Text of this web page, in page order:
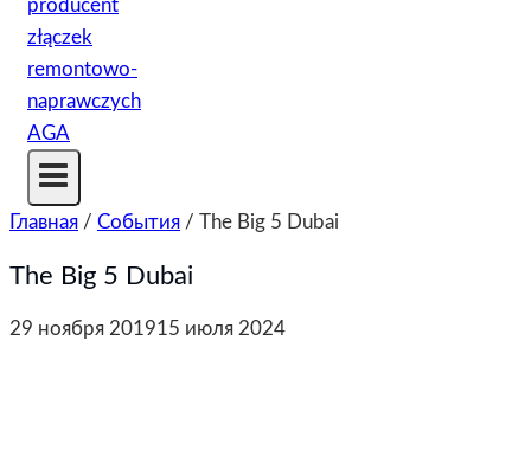
Главная / События / The Big 5 Dubai
The Big 5 Dubai
29 ноября 201915 июля 2024